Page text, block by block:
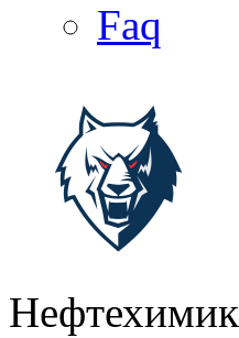
Faq
Нефтехимик